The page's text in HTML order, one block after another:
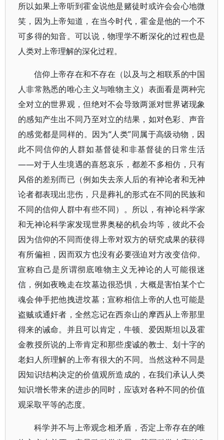
所以如果上帝听到霍金说他是赌徒时或许会会心地微
笑，因为上帝知道，在当今时代，霍金是他的一个不
可多得的知音。可以说，物理学不断深化的过程也是
人类对上帝理解的深化过程。
信仰上帝存在和不存在（以及与之相联系的中国
人非常熟悉的唯心主义与唯物主义）表面看是两种完
全对立的世界观，但绝对不会导致两派对世界诸现象
的感知产生出不同乃至对立的结果，如对色彩、声音
的感觉都是同样的。因为“人类”同属于高级动物，因
此不同信仰的人群如基督徒和非基督徒的日常生活
——对于人生境遇的喜怒哀乐，都差不多相仿，只有
风俗的差别而已（例如失去亲人后的有神论者和无神
论者都表现出悲伤，只是葬礼的形式在不同的民族和
不同的信仰人群中有些不同）。所以，有神论科学家
和无神论科学家发现世界奥秘的机会均等，彼此不会
因为信仰的不同而使得上帝对双方的研究成果的获得
有所偏袒，因而双方也没有必要强迫对方改变信仰。
宣称自己是所谓彻底唯物主义无神论的人可能很迷
信，例如夜晚走在坟墓边很恐惧，大概是害怕某个亡
魂会伸手把他拽进坟墓；宣称相信上帝的人也可能是
盗贼或通奸者，全然忘记在西奈山的摩西从上帝那里
得来的诫命。并且可以肯定，牛顿、爱因斯坦以及霍
金教授所说的上帝肯定和那些虔诚的教士、划十字的
老妇人所理解的上帝有很大的不同。当然这种不同是
因知识结构决定的价值观所造成的，在我们承认人类
知识增长带来的进步的同时，应该对各种不同的价值
观采取平等的态度。
科学并不与上帝观念相矛盾，否定上帝存在的唯